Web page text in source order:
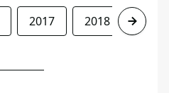
2017 2018 2019